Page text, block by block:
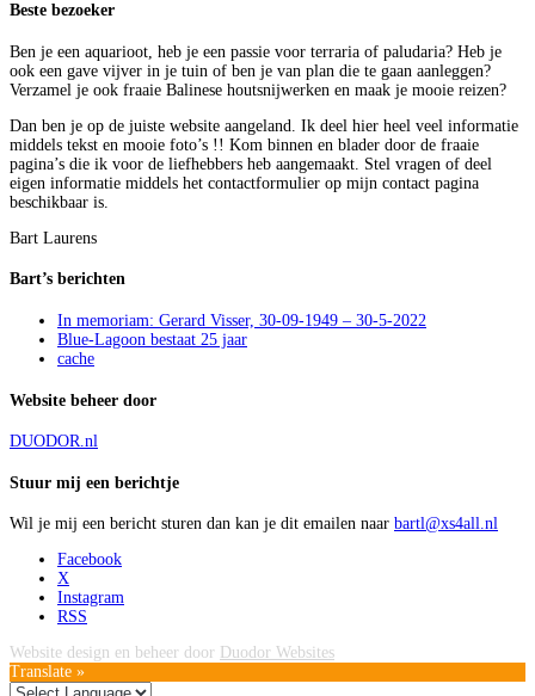
Beste bezoeker
Ben je een aquarioot, heb je een passie voor terraria of paludaria? Heb je
ook een gave vijver in je tuin of ben je van plan die te gaan aanleggen?
Verzamel je ook fraaie Balinese houtsnijwerken en maak je mooie reizen?
Dan ben je op de juiste website aangeland. Ik deel hier heel veel informatie
middels tekst en mooie foto’s !! Kom binnen en blader door de fraaie
pagina’s die ik voor de liefhebbers heb aangemaakt. Stel vragen of deel
eigen informatie middels het contactformulier op mijn contact pagina
beschikbaar is.
Bart Laurens
Bart’s berichten
In memoriam: Gerard Visser, 30-09-1949 – 30-5-2022
Blue-Lagoon bestaat 25 jaar
cache
Website beheer door
DUODOR.nl
Stuur mij een berichtje
Wil je mij een bericht sturen dan kan je dit emailen naar bartl@xs4all.nl
Facebook
X
Instagram
RSS
Website design en beheer door Duodor Websites
Translate »